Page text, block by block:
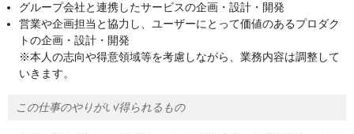
グループ会社と連携したサービスの企画・設計・開発
営業や企画担当と協力し、ユーザーにとって価値のあるプロダク
トの企画・設計・開発
※本人の志向や得意領域等を考慮しながら、業務内容は調整して
いきます。
この仕事のやりがい/得られるもの